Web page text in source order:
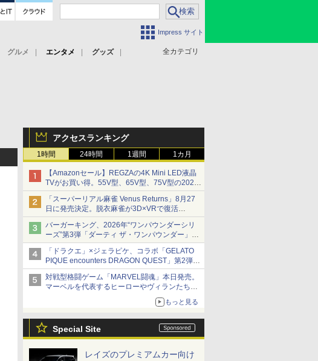
Impress サイト
全カテゴリ
グルメ エンタメ
グッズ
アクセスランキング
1時間 24時間 1週間 1カ月
【Amazonセール】REGZAの4K Mini LED液晶
TVがお買い得。55V型、65V型、75V型の2026
年モデルがラインナップ
「スーパーリアル麻雀 Venus Returns」8月27
日に発売決定。脱衣麻雀が3D×VRで復活
発売から2週間は20%オフになるセールが実施
バーガーキング、2026年“ワンパウンダーシリ
ーズ”第3弾「ダーティ ザ・ワンパウンダー」を
8月7日発売
「特製ガーリックマヨソース」を使用した超大
型チーズバーガー
「ドラクエ」×ジェラピケ、コラボ「GELATO
PIQUE encounters DRAGON QUEST」第2弾が
本日発売
アイスカップに入ったスライムやわたぼう、ベ
ビーサタンなどがオリジナルアートで登場
対戦型格闘ゲーム「MARVEL闘魂」本日発売。
マーベルを代表するヒーローやヴィランたちが
「GUILTY GEAR」などの格ゲーを手掛けるア
もっと見る
Special Site
レイズのプレミアムカー向け